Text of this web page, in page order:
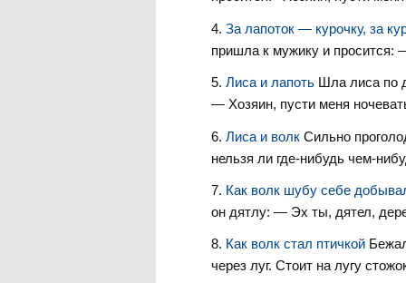
За лапоток — курочку, за
пришла к мужику и просится:
Лиса и лапоть Шла лиса по
— Хозяин, пусти меня
Лиса и волк Сильно
нельзя ли где-нибудь чем-
Как волк шубу себе
он дятлу: — Эх ты, дятел,
Как волк стал птичкой
через луг. Стоит на лугу